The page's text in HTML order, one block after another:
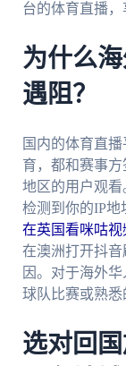
台的体育直播，
为什么
遇阻？
国内的体育直
育，都和赛事
地区的用户观
检测到你的IP地
在英国看咪咕
在澳洲打开抖
因。对于海外
球队比赛或熟悉
选对回